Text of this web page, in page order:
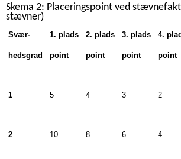
Skema 2: Placeringspoint ved
stævner)
Svær- 1. plads 2. plads 3. plads 4.
hedsgrad point point point point
1 5 4 3 2
2 10 8 6 4